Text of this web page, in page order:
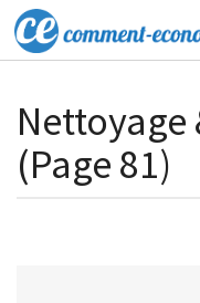
Nettoyage
(Page 81)